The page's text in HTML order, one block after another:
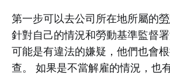
第一步可以去公司所在地所屬的
針對自己的情況和勞動基準監督
可能是有違法的嫌疑，他們也會
查。 如果是不當解雇的情況，也